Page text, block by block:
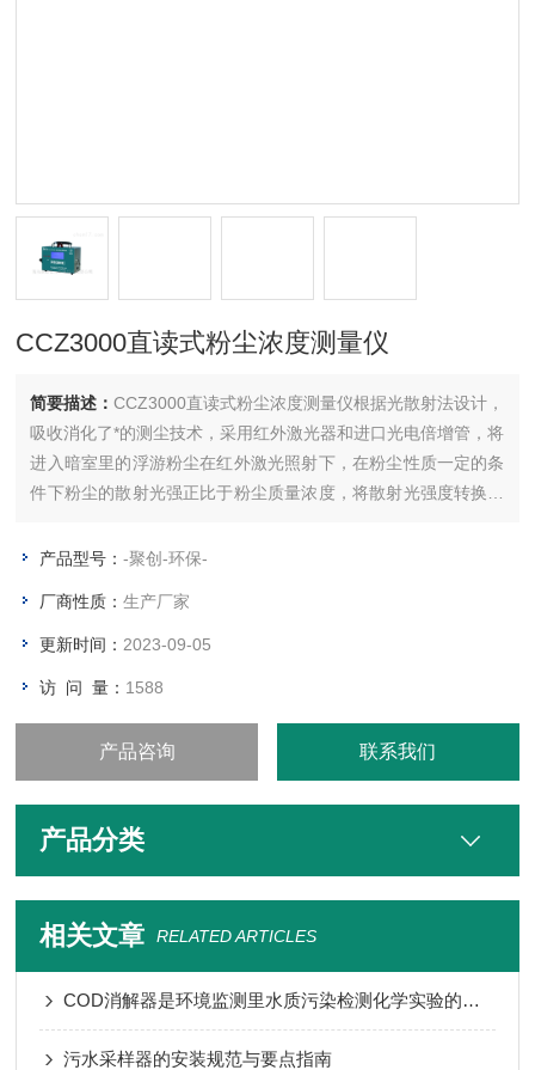
CCZ3000直读式粉尘浓度测量仪
简要描述：CCZ3000直读式粉尘浓度测量仪根据光散射法设计，
吸收消化了*的测尘技术，采用红外激光器和进口光电倍增管，将
进入暗室里的浮游粉尘在红外激光照射下，在粉尘性质一定的条
件下粉尘的散射光强正比于粉尘质量浓度，将散射光强度转换成
测或其他测控系统使用。
产品型号：-聚创-环保-
厂商性质：生产厂家
更新时间： 2023-09-05
访 问 量： 1588
产品咨询 联系我们
产品分类
相关文章 RELATED ARTICLES
COD消解器是环境监测里水质污染检测化学实验的重要仪器
污水采样器的安装规范与要点指南